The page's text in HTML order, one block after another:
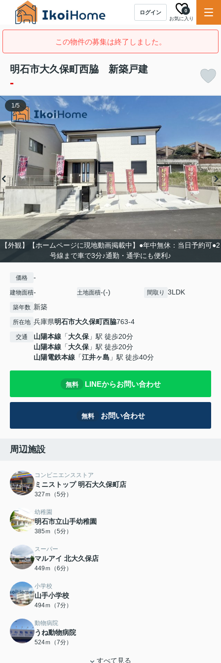
ログイン
お気に入り
0
この物件の募集は終了しました。
明石市大久保町西脇 新築戸建
-
【外観】【ホームページに現地動画掲載中】●年中無休：当日予約可●2
号線まで車で3分♪通勤・通学にも便利♪
1/5
価格 -
建物面積- 土地面積-(-) 間取り 3LDK
築年数 新築
所在地 兵庫県明石市大久保町西脇763-4
交通 山陽本線 「大久保」駅 徒歩20分
山陽本線 「大久保」駅 徒歩20分
山陽電鉄本線 「江井ヶ島 」駅 徒歩40分
無料 LINEからお問い合わせ
無料 お問い合わせ
周辺施設
コンビニエンスストア
ミニストップ 明石大久保町店
327ｍ（5分）
幼稚園
明石市立山手幼稚園
385ｍ（5分）
スーパー
マルアイ 北大久保店
449ｍ（6分）
小学校
山手小学校
494ｍ（7分）
動物病院
うね動物病院
524ｍ（7分）
すべて見る